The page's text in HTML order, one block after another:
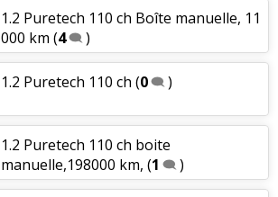
1.2 Puretech 110 ch Boîte manuelle, 11
000 km (4 )
1.2 Puretech 110 ch (0 )
1.2 Puretech 110 ch boite
manuelle,198000 km, (1 )